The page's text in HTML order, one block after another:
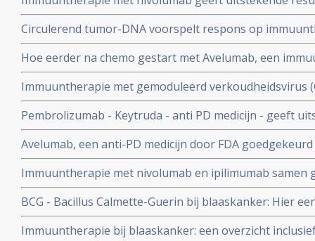
uitgezaaide blaaskanker - urineleiderkanker
Circulerend tumor-DNA voorspelt respons op
Atezolizumab bij spierinvasieve urineleiderkanker en
Hoe eerder na chemo gestart met Avelumab, een
onderhoudsbehandeling,hoe beter de resultaten op
overleving bij patienten met inoperabele blaaskanker
Immuuntherapie met gemoduleerd verkoudheidsvirus
operatie van blaaskanker is succesvol
Pembrolizumab - Keytruda - anti PD medicijn - geeft
gevorderde blaaskanker blijkt uit follow-up gegevens
stopgezette studie.
Avelumab, een anti-PD medicijn door FDA
chemo bij gevorderde urineleiderkanker - blaaskanker
Immuuntherapie met nivolumab en ipilimumab
bij zwaar voorbehandelde gevorderde uitgezaaide
BCG - Bacillus Calmette-Guerin bij blaaskanker: Hier
van wetenschappelijke studies en bewijzen over het
Calmette-Gue´rin - als succesvolle immuuntherapie bij
Immuuntherapie bij blaaskanker: een overzicht